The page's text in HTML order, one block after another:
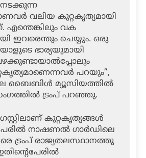
നടക്കുന്ന
വലിയ കുറ്റകൃത്യമായി
എന്തെങ്കിലും വക
ഇവരെന്തും ചെയ്യും. ഒരു
ഭാര്യയുമായി
പറയും”,
ബൈബിൾ മ്യൂസിയത്തിൽ
ട്രംപ് പറഞ്ഞു.
കുറ്റകൃത്യങ്ങൾ
നാഷണൽ ഗാർഡിലെ
ട്രംപ് രാജ്യതലസ്ഥാനത്തു